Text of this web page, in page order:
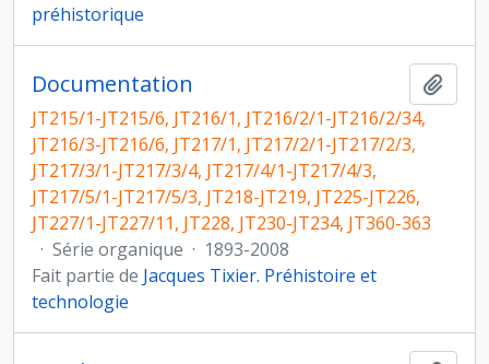
préhistorique
Documentation
JT215/1-JT215/6, JT216/1, JT216/2/1-JT216/2/34,
JT216/3-JT216/6, JT217/1, JT217/2/1-JT217/2/3,
JT217/3/1-JT217/3/4, JT217/4/1-JT217/4/3,
JT217/5/1-JT217/5/3, JT218-JT219, JT225-JT226,
JT227/1-JT227/11, JT228, JT230-JT234, JT360-363
· Série organique · 1893-2008
Fait partie de Jacques Tixier. Préhistoire et
technologie